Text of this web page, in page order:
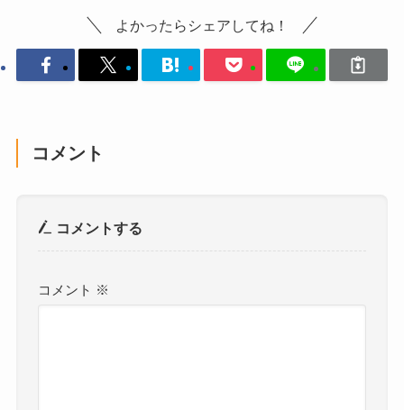
よかったらシェアしてね！
コメント
コメントする
コメント ※